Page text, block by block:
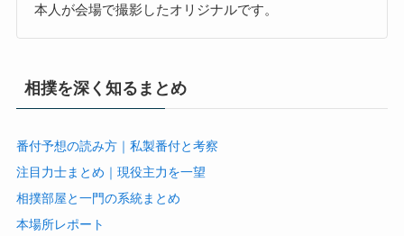
本人が会場で撮影したオリジナルです。
相撲を深く知るまとめ
番付予想の読み方｜私製番付と考察
注目力士まとめ｜現役主力を一望
相撲部屋と一門の系統まとめ
本場所レポート